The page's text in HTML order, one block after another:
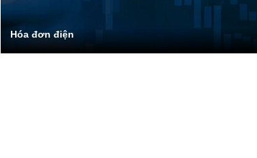
Hóa đơn điện